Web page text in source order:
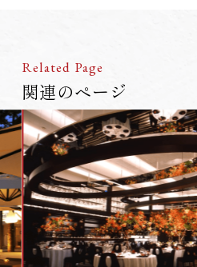
Related Page
関連のページ